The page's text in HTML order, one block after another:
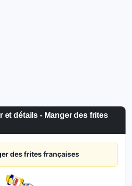
et détails - Manger des frites
des frites françaises